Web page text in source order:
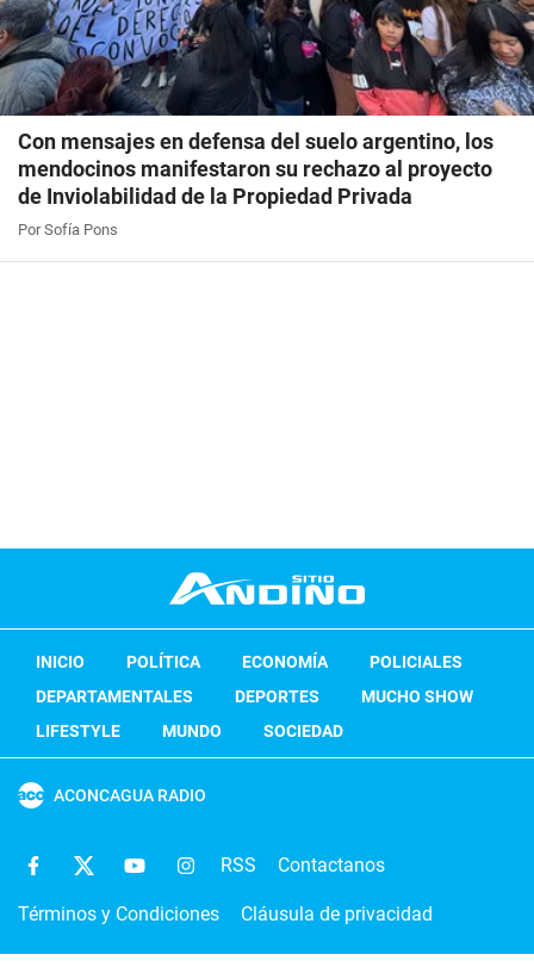
Con mensajes en defensa del suelo argentino, los
mendocinos manifestaron su rechazo al proyecto
de Inviolabilidad de la Propiedad Privada
Por Sofía Pons
INICIO POLÍTICA ECONOMÍA
POLICIALES
DEPARTAMENTALES
DEPORTES
MUCHO SHOW
LIFESTYLE
MUNDO SOCIEDAD
ACONCAGUA RADIO
RSS Contactanos
Términos y Condiciones Cláusula de privacidad